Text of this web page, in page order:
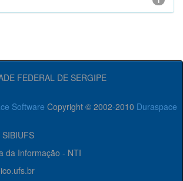
FEDERAL DE SERGIPE
Software Copyright © 2002-2010 Duraspace
da Informação - NTI